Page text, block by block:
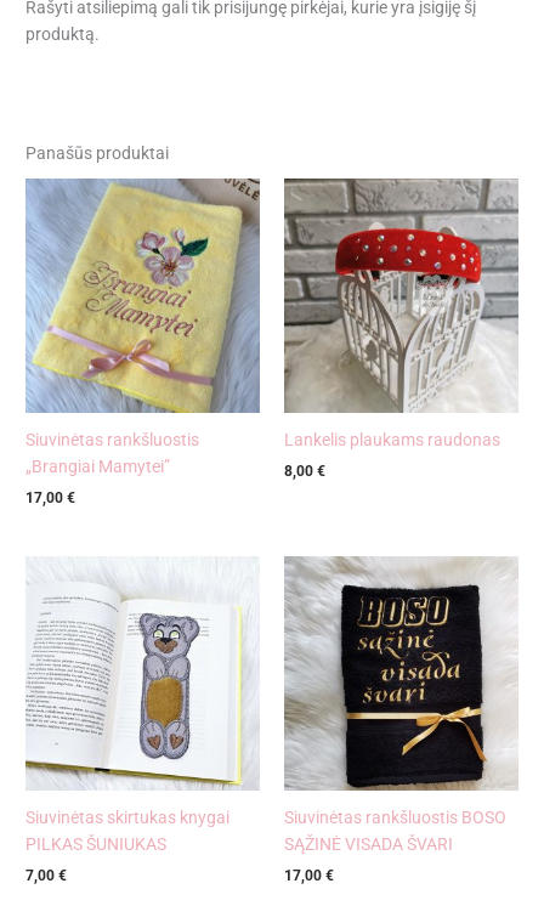
Rašyti atsiliepimą gali tik prisijungę pirkėjai, kurie yra įsigiję šį
produktą.
Panašūs produktai
Siuvinėtas rankšluostis
„Brangiai Mamytei”
17,00€
Lankelis plaukams raudonas
8,00 €
Siuvinėtas skirtukas knygai
PILKAS ŠUNIUKAS
7,00€
Siuvinėtas rankšluostis BOSO
SĄŽINĖ VISADA ŠVARI
17,00 €